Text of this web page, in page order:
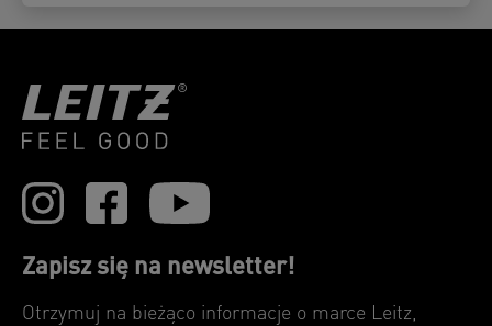
Zapisz się na newsletter!
Otrzymuj na bieżąco informacje o marce Leitz,